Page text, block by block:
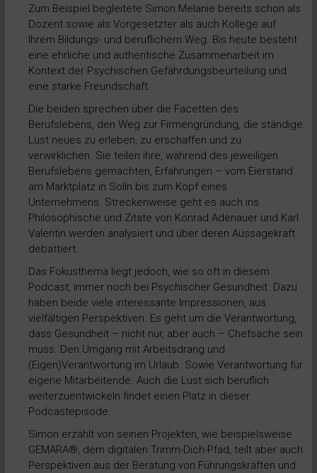
Zum Beispiel begleitete Simon Melanie bereits schon als
Dozent sowie als Vorgesetzter als auch Kollege auf
Ihrem Bildungs- und beruflichem Weg. Bis heute besteht
eine ehrliche und authentische Zusammenarbeit im
Kontext der Psychischen Gefährdungsbeurteilung und
eine starke Freundschaft.
Die beiden sprechen über die Facetten des
Berufslebens, den Weg zur Firmengründung, die ständige
Lust neues zu erleben, zu erschaffen und zu
verwirklichen. Sie teilen ihre, während des jeweiligen
Berufslebens gemachten, Erfahrungen – vom Eierstand
am Marktplatz in Solln bis zum Kopf eines
Unternehmens. Streckenweise geht es auch ins
Philosophische und Zitate von Konrad Adenauer und Karl
Valentin werden analysiert und über deren Aussagekraft
debattiert.
Das Fokusthema liegt jedoch, wie so oft in diesem
Podcast, immer noch bei Psychischer Gesundheit. Dazu
haben beide viele interessante Impressionen, aus
vielfältigen Perspektiven. Es geht um die Verantwortung,
dass Gesundheit – nicht nur, aber auch – Chefsache sein
muss. Den Umgang mit Arbeitsdrang und
(Eigen)Verantwortung im Urlaub. Sowie Verantwortung für
eigene Mitarbeitende. Auch die Lust sich beruflich
weiterzuentwickeln findet einen Platz in dieser
Podcastepisode.
Simon erzählt von seinen Projekten, wie beispielsweise
GEMARA®, dem digitalen Trimm-Dich-Pfad, teilt aber auch
Perspektiven aus der Beratung von Führungskräften und